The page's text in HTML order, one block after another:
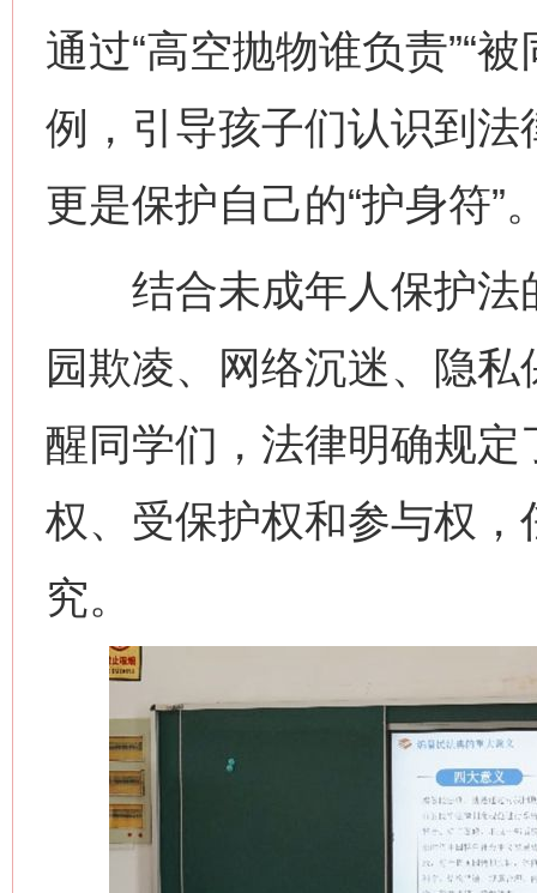
通过“高空抛物谁负责”“
例，引导孩子们认识到法
更是保护自己的“护身符”
结合未成年人保护法
园欺凌、网络沉迷、隐
醒同学们，法律明确规
权、受保护权和参与权
究。